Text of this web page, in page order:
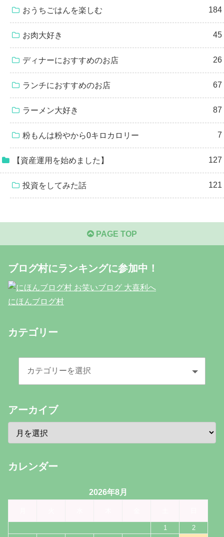
おうちごはんを楽しむ 184
お肉大好き 45
ディナーにおすすめのお店 26
ランチにおすすめのお店 67
ラーメン大好き 87
粉もんは粉やから0キロカロリー 7
【資産運用を始めました】 127
投資をしてみた話 121
PAGE TOP
ブログ村にランキングに参加中！
にほんブログ村
カテゴリー
アーカイブ
カレンダー
2026年8月
1
2